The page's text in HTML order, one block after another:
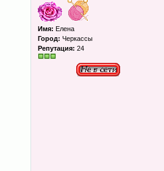
Имя: Елена
Город: Черкассы
Репутация: 24